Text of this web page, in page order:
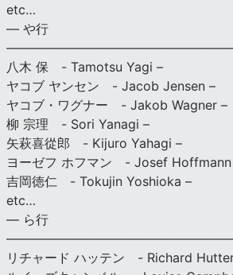
etc…
— や行
八木 保 - Tamotsu Yagi –
ヤコブ ヤンセン - Jacob Jensen –
ヤコブ・ワグナー - Jakob Wagner –
柳 宗理 - Sori Yanagi –
矢萩喜從郎 - Kijuro Yahagi –
ヨーゼフ ホフマン - Josef Hoffmann
吉岡徳仁 - Tokujin Yoshioka –
etc…
— ら行
リチャード ハッテン - Richard